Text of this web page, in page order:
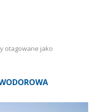
otagowane jako